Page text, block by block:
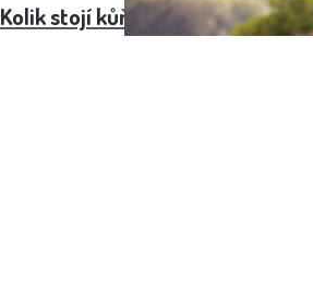
Kolik stojí kůň v roce 2025